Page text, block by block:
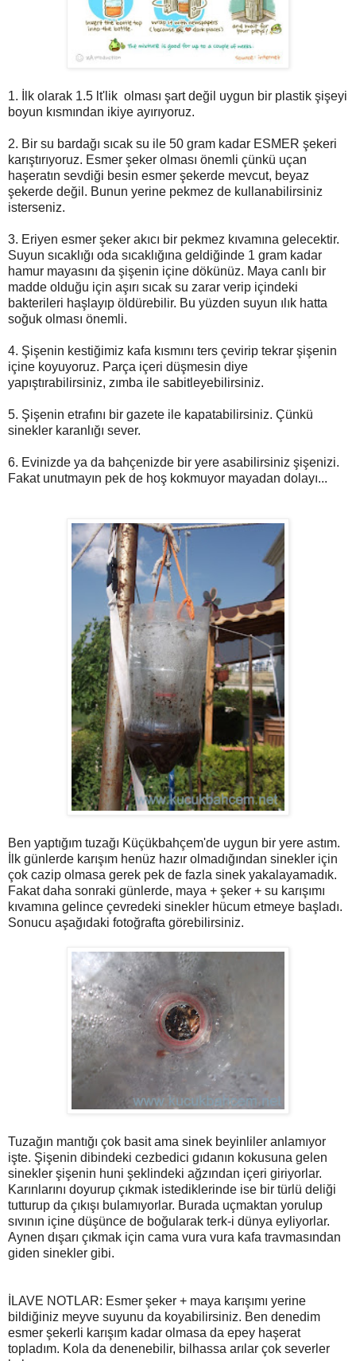
1. İlk olarak 1.5 lt'lik olması şart değil uygun bir plastik şişeyi
boyun kısmından ikiye ayırıyoruz.
2. Bir su bardağı sıcak su ile 50 gram kadar ESMER şekeri
karıştırıyoruz. Esmer şeker olması önemli çünkü uçan
haşeratın sevdiği besin esmer şekerde mevcut, beyaz
şekerde değil. Bunun yerine pekmez de kullanabilirsiniz
isterseniz.
3. Eriyen esmer şeker akıcı bir pekmez kıvamına gelecektir.
Suyun sıcaklığı oda sıcaklığına geldiğinde 1 gram kadar
hamur mayasını da şişenin içine dökünüz. Maya canlı bir
madde olduğu için aşırı sıcak su zarar verip içindeki
bakterileri haşlayıp öldürebilir. Bu yüzden suyun ılık hatta
soğuk olması önemli.
4. Şişenin kestiğimiz kafa kısmını ters çevirip tekrar şişenin
içine koyuyoruz. Parça içeri düşmesin diye
yapıştırabilirsiniz, zımba ile sabitleyebilirsiniz.
5. Şişenin etrafını bir gazete ile kapatabilirsiniz. Çünkü
sinekler karanlığı sever.
6. Evinizde ya da bahçenizde bir yere asabilirsiniz şişenizi.
Fakat unutmayın pek de hoş kokmuyor mayadan dolayı...
Ben yaptığım tuzağı Küçükbahçem'de uygun bir yere astım.
İlk günlerde karışım henüz hazır olmadığından sinekler için
çok cazip olmasa gerek pek de fazla sinek yakalayamadık.
Fakat daha sonraki günlerde, maya + şeker + su karışımı
kıvamına gelince çevredeki sinekler hücum etmeye başladı.
Sonucu aşağıdaki fotoğrafta görebilirsiniz.
Tuzağın mantığı çok basit ama sinek beyinliler anlamıyor
işte. Şişenin dibindeki cezbedici gıdanın kokusuna gelen
sinekler şişenin huni şeklindeki ağzından içeri giriyorlar.
Karınlarını doyurup çıkmak istediklerinde ise bir türlü deliği
tutturup da çıkışı bulamıyorlar. Burada uçmaktan yorulup
sıvının içine düşünce de boğularak terk-i dünya eyliyorlar.
Aynen dışarı çıkmak için cama vura vura kafa travmasından
giden sinekler gibi.
İLAVE NOTLAR: Esmer şeker + maya karışımı yerine
bildiğiniz meyve suyunu da koyabilirsiniz. Ben denedim
esmer şekerli karışım kadar olmasa da epey haşerat
topladım. Kola da denenebilir, bilhassa arılar çok severler